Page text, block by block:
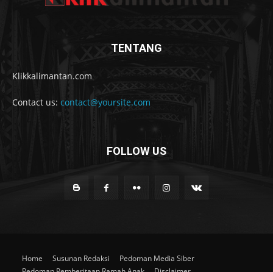
TENTANG
Klikkalimantan.com
Contact us: contact@yoursite.com
FOLLOW US
Home Susunan Redaksi
Pedoman Media Siber